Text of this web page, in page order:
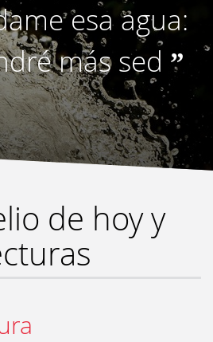
esa agua:
más sed ”
de hoy y